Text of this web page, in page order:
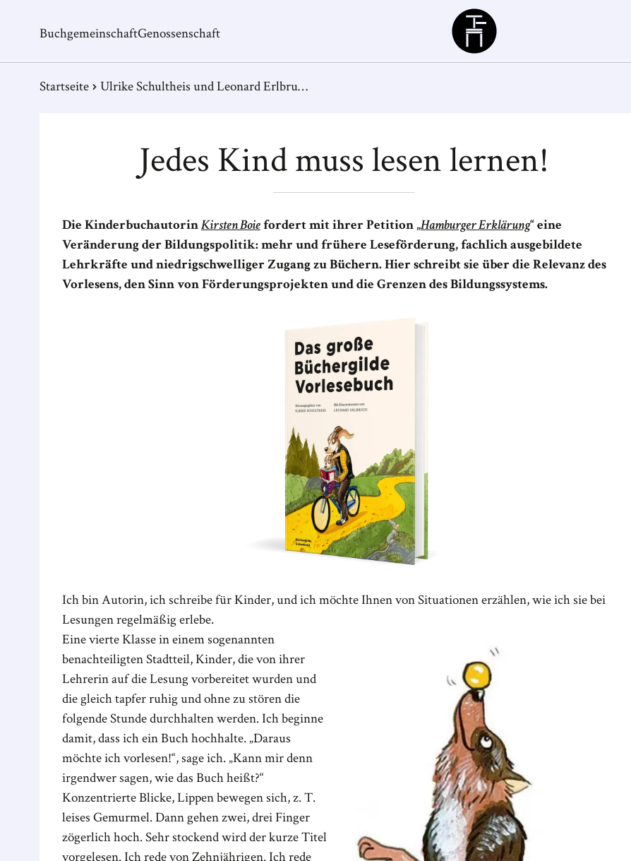
BuchgemeinschaftGenossenschaft
Büchergilde
Startseite Ulrike Schultheis und Leonard Erlbruch (Ill.) – Das große Büchergilde Vorlesebuch
Jedes Kind muss lesen lernen!
Die KinderbuchautorinKirsten Boiefordert mit ihrer Petition „Hamburger Erklärung“ eine
Veränderung der Bildungspolitik: mehr und frühere Leseförderung, fachlich ausgebildete
Lehrkräfte und niedrigschwelliger Zugang zu Büchern. Hier schreibt sie über die Relevanz des
Vorlesens, den Sinn von Förderungsprojekten und die Grenzen des Bildungssystems.
Ich bin Autorin, ich schreibe für Kinder, und ich möchte Ihnen von Situationen erzählen, wie ich sie bei
Lesungen regelmäßig erlebe.
Eine vierte Klasse in einem sogenannten
benachteiligten Stadtteil, Kinder, die von ihrer
Lehrerin auf die Lesung vorbereitet wurden und
die gleich tapfer ruhig und ohne zu stören die
folgende Stunde durchhalten werden. Ich beginne
damit, dass ich ein Buch hochhalte. „Daraus
möchte ich vorlesen!“, sage ich. „Kann mir denn
irgendwer sagen, wie das Buch heißt?“
Konzentrierte Blicke, Lippen bewegen sich, z. T.
leises Gemurmel. Dann gehen zwei, drei Finger
zögerlich hoch. Sehr stockend wird der kurze Titel
vorgelesen. Ich rede von Zehnjährigen. Ich rede